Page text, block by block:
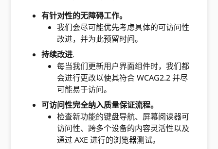
有针对性的无障碍工作。
我们会尽可能优先考虑具体的可访问性
改进，并为此预留时间。
持续改进.
每当我们更新用户界面组件时，我们都
会进行更改以使其符合 WCAG2.2 并尽
可能易于访问。
可访问性完全纳入质量保证流程。
检查新功能的键盘导航、屏幕阅读器可
访问性、跨多个设备的内容灵活性以及
通过 AXE 进行的浏览器测试。